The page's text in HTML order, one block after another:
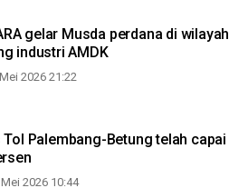
gelar Musda perdana di wilayah
industri AMDK
2026 21:22
Palembang-Betung telah capai
2026 10:44